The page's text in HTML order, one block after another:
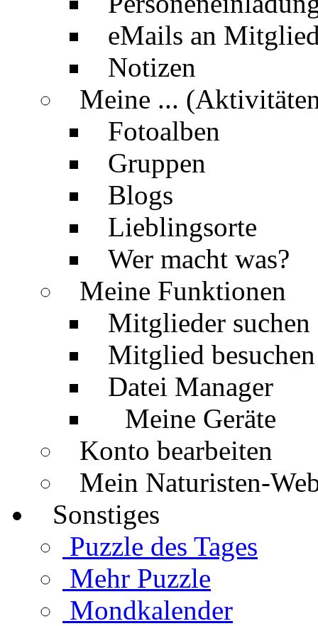
eMails an
Notizen
Meine ...
Fotoalben
Gruppen
Blogs
Lieblingsorte
Wer macht was?
Meine Funktionen
Mitglieder suchen
Mitglied besuchen
Datei Manager
Meine Geräte
Konto bearbeiten
Mein Naturisten-
Sonstiges
Puzzle des Tages
Mehr Puzzle
Mondkalender